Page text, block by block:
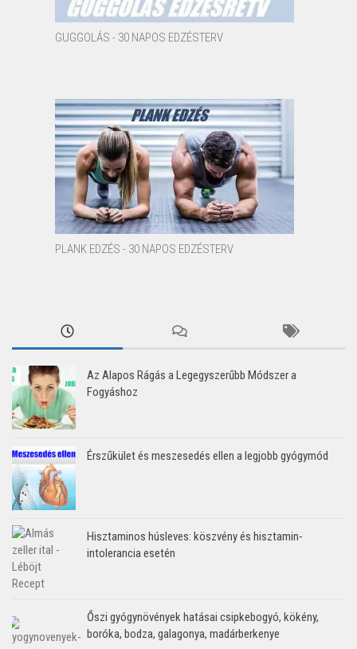
GUGGOLÁS - 30 NAPOS EDZÉSTERV
PLANK EDZÉS - 30 NAPOS EDZÉSTERV
Az Alapos Rágás a Legegyszerűbb Módszer a
Fogyáshoz
Érszűkület és meszesedés ellen a legjobb gyógymód
Hisztaminos húsleves: köszvény és hisztamin-
intolerancia esetén
Őszi gyógynövények hatásai csipkebogyó, kökény,
boróka, bodza, galagonya, madárberkenye